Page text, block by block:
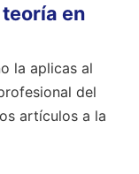
en
la aplicas al
del
artículos a la